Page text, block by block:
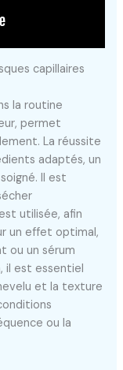
capillaires
la routine
permet
La réussite
adaptés, un
Il est
utilisée, afin
un effet optimal,
ou un sérum
il est essentiel
et la texture
ou la